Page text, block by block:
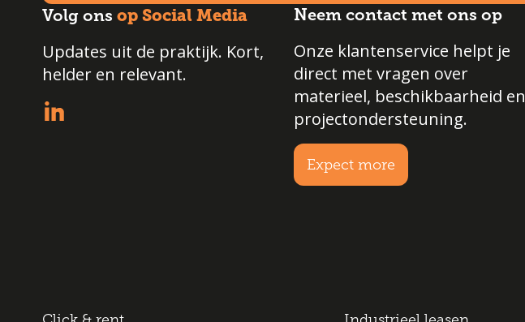
Volg ons op Social Media
Updates uit de praktijk. Kort,
helder en relevant.
Neem contact met ons op
Onze klantenservice helpt je
direct met vragen over
materieel, beschikbaarheid en
projectondersteuning.
Expect more